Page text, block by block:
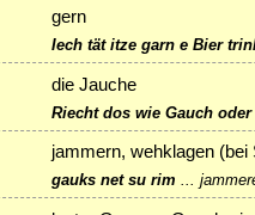
gern
Iech tät itze garn e Bier
die Jauche
Riecht dos wie Gauch
jammern, wehklagen
gauks net su rim ...